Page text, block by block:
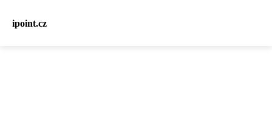
ipoint.cz